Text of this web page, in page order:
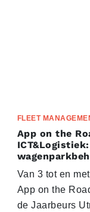
FLEET
App on the
Van 3 tot en
App on the
de Jaarbeurs